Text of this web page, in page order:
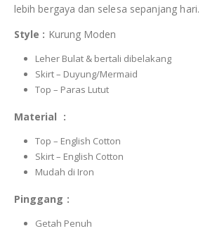
lebih bergaya dan selesa sepanjang hari.
Style : Kurung Moden
Leher Bulat & bertali dibelakang
Skirt – Duyung/Mermaid
Top – Paras Lutut
Material :
Top – English Cotton
Skirt – English Cotton
Mudah di Iron
Pinggang :
Getah Penuh